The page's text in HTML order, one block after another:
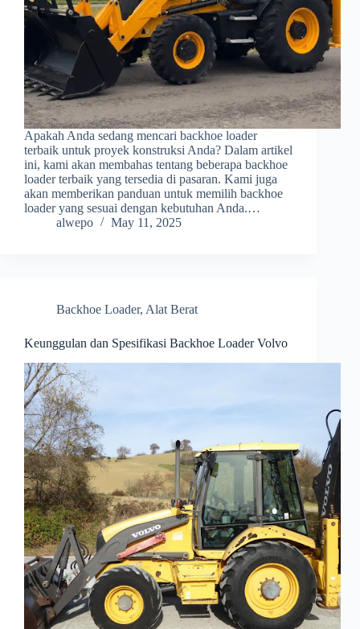
Apakah Anda sedang mencari backhoe loader
terbaik untuk proyek konstruksi Anda? Dalam artikel
ini, kami akan membahas tentang beberapa backhoe
loader terbaik yang tersedia di pasaran. Kami juga
akan memberikan panduan untuk memilih backhoe
loader yang sesuai dengan kebutuhan Anda.…
alwepo
May 11, 2025
Backhoe Loader, Alat Berat
Keunggulan dan Spesifikasi Backhoe Loader Volvo